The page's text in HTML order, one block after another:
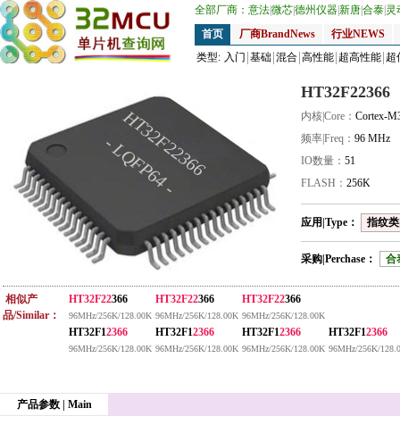
全部厂商： 意法微芯德州仪器新唐合泰 灵
首页
厂商BrandNews
行业NEWS
类型: 入门 基础 混合 高性能 超高性能 超
HT32F22366
- LQFP64 -
HT32F22366
内核|Core： Cortex-
频率|Freq： 96 MHz
IO数量： 51
FLASH： 256K
应用|Type： 指纹
采购|Perchase： 合
相似产
品/Similar：
HT32F22366
96MHz/256K/128.00K
HT32F22366
96MHz/256K/128.00K
HT32F22366
96MHz/256K/128.00K
HT32F12366
96MHz/256K/128.00K
HT32F12366
96MHz/256K/128.00K
HT32F12366
96MHz/256K/128.00K
HT32F12366
96MHz/256K/
产品参数 | Main